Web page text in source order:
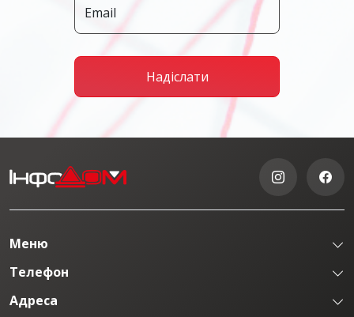
Email
Надіслати
Меню
Телефон
Адреса